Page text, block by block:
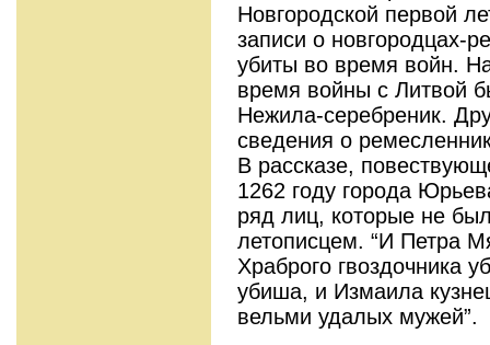
Новгородской первой
записи о новгородцах-
убиты во время войн.
время войны с Литвой
Нежила-серебреник.
сведения о
В рассказе,
1262 году города
ряд лиц, которые не
летописцем. “И Петра
Храброго гвоздочника
убиша, и Измаила
вельми удалых мужей”.